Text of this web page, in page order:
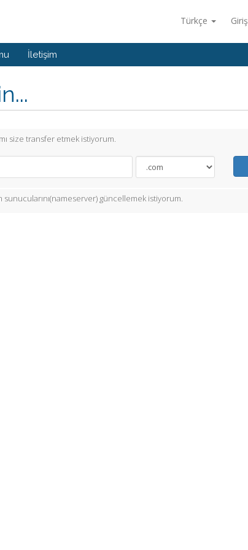
Türkçe Giriş
İletişim
size transfer etmek istiyorum.
sunucularını(nameserver) güncellemek istiyorum.